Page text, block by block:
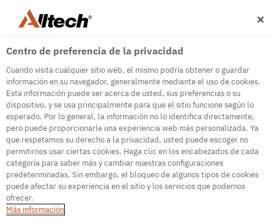
500
Internal Error Server
It seems we're experiencing some technical
difficulties. Try refreshing the page or go to the
homepage
Centro de preferencia de la privacidad
Cuando visita cualquier sitio web, el mismo podría obtener o guardar
información en su navegador, generalmente mediante el uso de cookies.
Esta información puede ser acerca de usted, sus preferencias o su
dispositivo, y se usa principalmente para que el sitio funcione según lo
esperado. Por lo general, la información no lo identifica directamente,
pero puede proporcionarle una experiencia web más personalizada. Ya
que respetamos su derecho a la privacidad, usted puede escoger no
permitirnos usar ciertas cookies. Haga clic en los encabezados de cada
categoría para saber más y cambiar nuestras configuraciones
predeterminadas. Sin embargo, el bloqueo de algunos tipos de cookies
puede afectar su experiencia en el sitio y los servicios que podemos
ofrecer.
Más información